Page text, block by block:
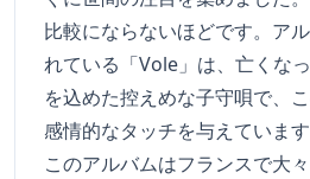
比較にならないほどです。ア
れている「Vole」は、亡くな
を込めた控えめな子守唄で、
感情的なタッチを与えています
このアルバムはフランスで大